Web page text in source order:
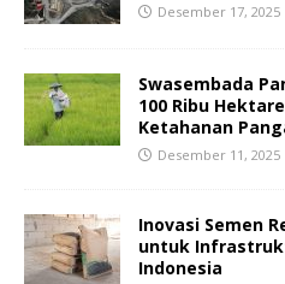
Desember 17, 2025
Swasembada
100 Ribu
Ketahanan
Desember 11, 2025
Inovasi Semen
untuk
Indonesia